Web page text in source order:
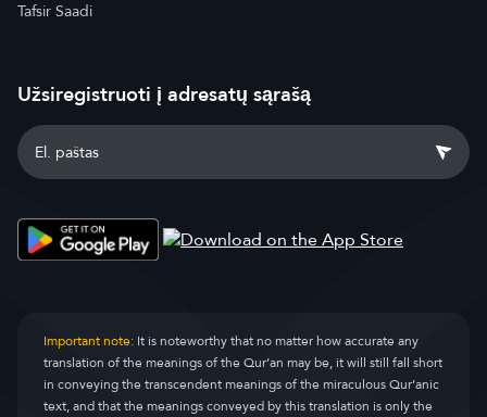
Tafsir Saadi
Užsiregistruoti į adresatų sąrašą
Important note:It is noteworthy that no matter how accurate any
translation of the meanings of the Qur’an may be, it will still fall short
in conveying the transcendent meanings of the miraculous Qur’anic
text, and that the meanings conveyed by this translation is only the